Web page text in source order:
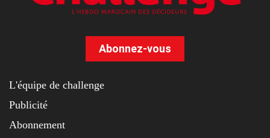
Abonnez-vous
L'équipe de challenge
Publicité
Abonnement